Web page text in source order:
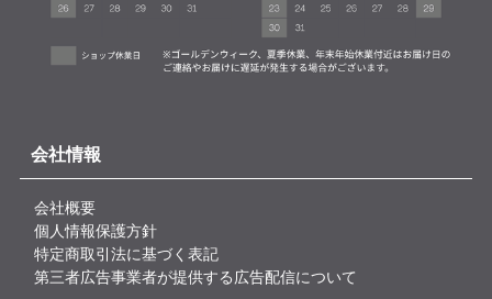
会社情報
会社概要
個人情報保護方針
特定商取引法に基づく表記
第三者広告事業者が提供する広告配信について